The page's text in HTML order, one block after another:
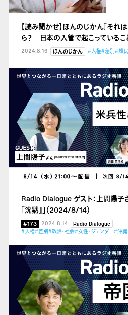
【読み聞かせ】ほんのじかん『それ
ら？ 日本の入管で起こっているこ
2024.8.16 ほんのじかん #人権#差別#難民
Radio Dialogue ゲスト：上間陽子
『沈黙』」（2024/8/14）
#173 2024.8.14
Radio Dialogue
#人権#差別#政治・社会#女性・ジェンダー#沖縄